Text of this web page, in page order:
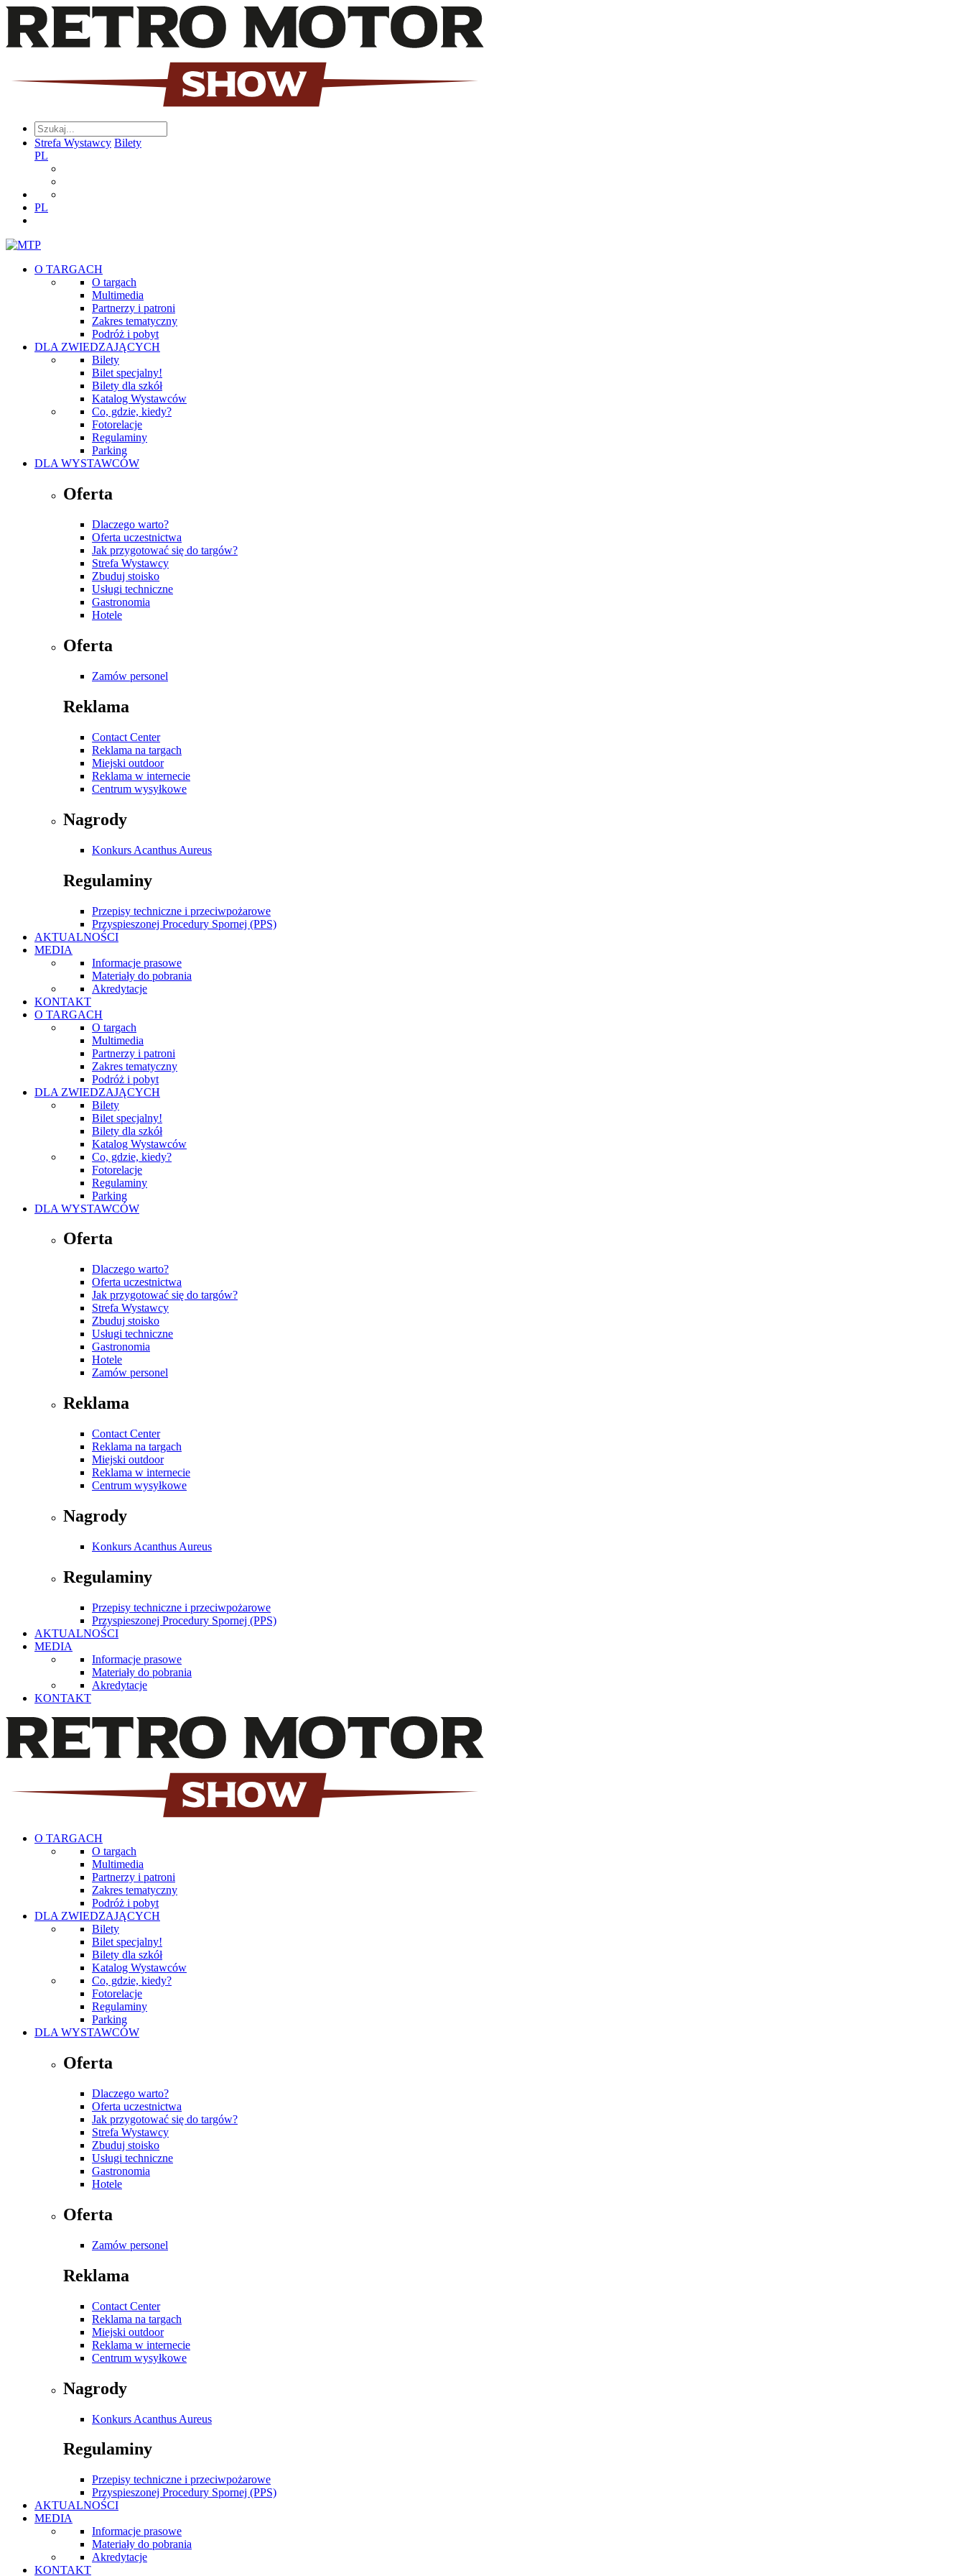
Strefa Wystawcy Bilety
PL
PL
O TARGACH
O targach
Multimedia
Partnerzy i patroni
Zakres tematyczny
Podróż i pobyt
DLA ZWIEDZAJĄCYCH
Bilety
Bilet specjalny!
Bilety dla szkół
Katalog Wystawców
Co, gdzie, kiedy?
Fotorelacje
Regulaminy
Parking
DLA WYSTAWCÓW
Oferta
Dlaczego warto?
Oferta uczestnictwa
Jak przygotować się do targów?
Strefa Wystawcy
Zbuduj stoisko
Usługi techniczne
Gastronomia
Hotele
Oferta
Zamów personel
Reklama
Contact Center
Reklama na targach
Miejski outdoor
Reklama w internecie
Centrum wysyłkowe
Nagrody
Konkurs Acanthus Aureus
Regulaminy
Przepisy techniczne i przeciwpożarowe
Przyspieszonej Procedury Spornej (PPS)
AKTUALNOŚCI
MEDIA
Informacje prasowe
Materiały do pobrania
Akredytacje
KONTAKT
O TARGACH
O targach
Multimedia
Partnerzy i patroni
Zakres tematyczny
Podróż i pobyt
DLA ZWIEDZAJĄCYCH
Bilety
Bilet specjalny!
Bilety dla szkół
Katalog Wystawców
Co, gdzie, kiedy?
Fotorelacje
Regulaminy
Parking
DLA WYSTAWCÓW
Oferta
Dlaczego warto?
Oferta uczestnictwa
Jak przygotować się do targów?
Strefa Wystawcy
Zbuduj stoisko
Usługi techniczne
Gastronomia
Hotele
Zamów personel
Reklama
Contact Center
Reklama na targach
Miejski outdoor
Reklama w internecie
Centrum wysyłkowe
Nagrody
Konkurs Acanthus Aureus
Regulaminy
Przepisy techniczne i przeciwpożarowe
Przyspieszonej Procedury Spornej (PPS)
AKTUALNOŚCI
MEDIA
Informacje prasowe
Materiały do pobrania
Akredytacje
KONTAKT
O TARGACH
O targach
Multimedia
Partnerzy i patroni
Zakres tematyczny
Podróż i pobyt
DLA ZWIEDZAJĄCYCH
Bilety
Bilet specjalny!
Bilety dla szkół
Katalog Wystawców
Co, gdzie, kiedy?
Fotorelacje
Regulaminy
Parking
DLA WYSTAWCÓW
Oferta
Dlaczego warto?
Oferta uczestnictwa
Jak przygotować się do targów?
Strefa Wystawcy
Zbuduj stoisko
Usługi techniczne
Gastronomia
Hotele
Oferta
Zamów personel
Reklama
Contact Center
Reklama na targach
Miejski outdoor
Reklama w internecie
Centrum wysyłkowe
Nagrody
Konkurs Acanthus Aureus
Regulaminy
Przepisy techniczne i przeciwpożarowe
Przyspieszonej Procedury Spornej (PPS)
AKTUALNOŚCI
MEDIA
Informacje prasowe
Materiały do pobrania
Akredytacje
KONTAKT